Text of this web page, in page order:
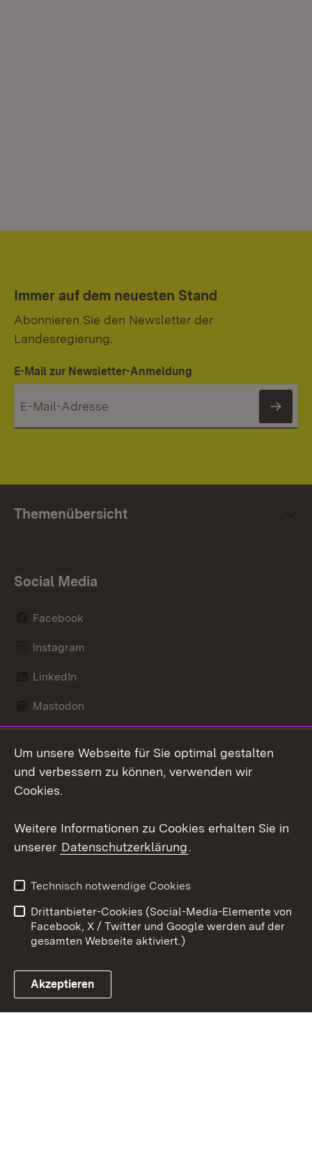
Immer auf dem neuesten Stand
Abonnieren Sie den Newsletter der
Landesregierung.
E-Mail zur Newsletter-Anmeldung
Themenübersicht
Social Media
Facebook
Instagram
LinkedIn
Mastodon
X / Twitter
Youtube
Link zum Landesportal
Kontakt
Datenschutz
Barrierefreiheit
Impressum Cookies
Um unsere Webseite für Sie optimal gestalten
und verbessern zu können, verwenden wir
Cookies.
Weitere Informationen zu Cookies erhalten Sie in
unserer Datenschutzerklärung.
Technisch notwendige Cookies
Drittanbieter-Cookies (Social-Media-Elemente von
Facebook, X / Twitter und Google werden auf der
gesamten Webseite aktiviert.)
Akzeptieren